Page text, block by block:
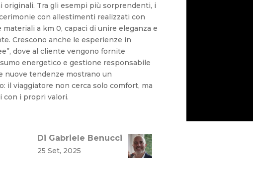
originali. Tra gli esempi più sorprendenti, i
con allestimenti realizzati con
a km 0, capaci di unire eleganza e
Crescono anche le esperienze in
dove al cliente vengono fornite
energetico e gestione responsabile
nuove tendenze mostrano un
il viaggiatore non cerca solo comfort, ma
con i propri valori.
Di Gabriele Benucci
25 Set, 2025